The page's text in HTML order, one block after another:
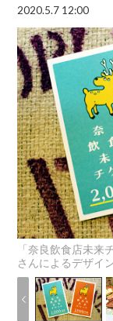
2020.5.7 12:00
「奈良飲食店未来
さんによるデザイ